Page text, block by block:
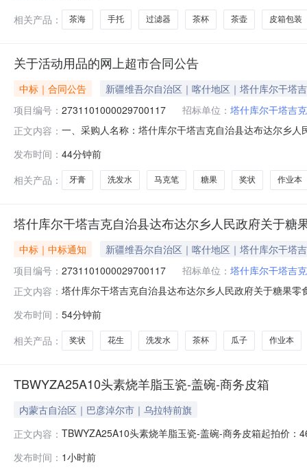
相关产品：
茶海 手托 过滤器 茶杯 茶壶 皮箱包装
关于活动用品的网上超市合同公告
中标｜合同公告
新疆维吾尔自治区｜喀什地区｜塔什库尔干塔
项目编号： 2731101000029700117 招标单位： 塔什库尔干塔吉
正文内容： 一、采购人名称：塔什库尔干塔吉克自治县达布达尔乡
混合糖果零食/果冻/布丁/巧克力袋装糖果1公斤徐福记混
发布时间： 44分钟前
相关产品：
牙膏 洗发水 马克笔 糖果 奖状 作业本
塔什库尔干塔吉克自治县达布达尔乡人民政府关于
中标｜中标通知
新疆维吾尔自治区｜喀什地区｜塔什库尔干塔
项目编号： 2731101000029700117 招标单位： 塔什库尔干塔吉
正文内容： 塔什库尔干塔吉克自治县达布达尔乡人民政府关于糖果
羽飞项目联系电话:15770148105采购计划文号:采购计
发布时间： 54分钟前
相关产品：
奖状 花生 洗发水 茶杯 瓜子 作业本
TBWYZA25A10头素烧羊脂玉瓷-盖碗-商务皮箱
内蒙古自治区｜巴彦淖尔市｜乌拉特前旗
正文内容： TBWYZA25A10头素烧羊脂玉瓷-盖碗-商务皮箱起拍价
五指。3.釉面光滑，触摸冰感十足，极为细腻舒适。4.
发布时间： 1小时前